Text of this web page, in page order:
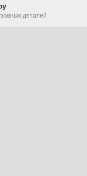
деталей